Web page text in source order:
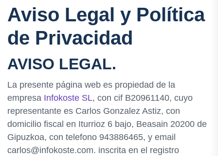
Aviso Legal y Política
de Privacidad
AVISO LEGAL.
La presente página web es propiedad de la
empresa Infokoste SL, con cif B20961140, cuyo
representante es Carlos Gonzalez Astiz, con
domicilio fiscal en Iturrioz 6 bajo, Beasain 20200 de
Gipuzkoa, con telefono 943886465, y email
carlos@infokoste.com. inscrita en el registro